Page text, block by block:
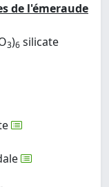
de l'émeraude
3)6 silicate